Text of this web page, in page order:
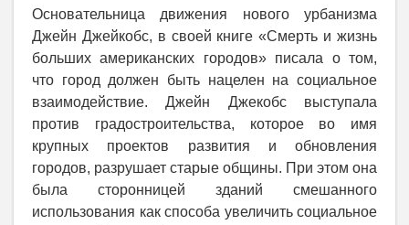
Основательница движения нового урбанизма
Джейн Джейкобс, в своей книге «Смерть и жизнь
больших американских городов» писала о том,
что город должен быть нацелен на социальное
взаимодействие. Джейн Джекобс выступала
против градостроительства, которое во имя
крупных проектов развития и обновления
городов, разрушает старые общины. При этом она
была сторонницей зданий смешанного
использования как способа увеличить социальное